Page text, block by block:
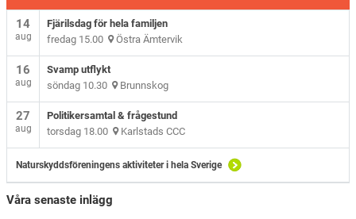
14
aug
Fjärilsdag för hela familjen
fredag 15.00 Östra Ämtervik
16
aug
Svamp utflykt
söndag 10.30 Brunnskog
27
aug
Politikersamtal & frågestund
torsdag 18.00 Karlstads CCC
Naturskyddsföreningens aktiviteter i hela Sverige
Våra senaste inlägg